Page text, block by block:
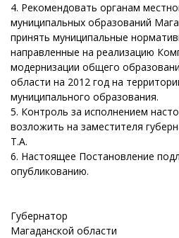
4. Рекомендовать органам
муниципальных образований
принять муниципальные
направленные на реализацию
модернизации общего
области на 2012 год на
муниципального образования.
5. Контроль за исполнением
возложить на заместителя
Т.А.
6. Настоящее Постановление
опубликованию.
Губернатор
Магаданской области